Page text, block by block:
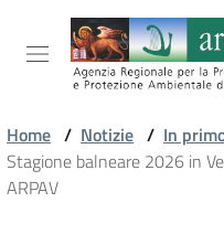
Salta al contenuto
Salta alla navigazione
Salta al footer
ARPAV
Home / Notizie / In
Stagione balneare 2026 in
ARPAV